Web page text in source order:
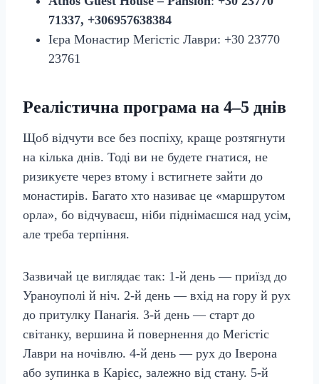
71337, +306957638384
Ієра Монастир Мегістіс Лаври: +30 23770
23761
Реалістична програма на 4–5 днів
Щоб відчути все без поспіху, краще розтягнути
на кілька днів. Тоді ви не будете гнатися, не
ризикуєте через втому і встигнете зайти до
монастирів. Багато хто називає це «маршрутом
орла», бо відчуваєш, ніби піднімаєшся над усім,
але треба терпіння.
Зазвичай це виглядає так: 1-й день — приїзд до
Ураноуполі й ніч. 2-й день — вхід на гору й рух
до притулку Панагія. 3-й день — старт до
світанку, вершина й повернення до Мегістіс
Лаври на ночівлю. 4-й день — рух до Іверона
або зупинка в Карієс, залежно від стану. 5-й